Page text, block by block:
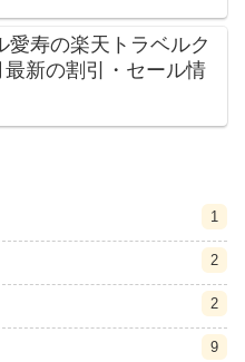
寿の楽天トラベルク
新の割引・セール情
1
2
2
9